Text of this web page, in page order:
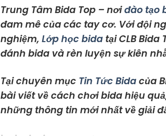
Trung Tâm Bida Top – nơiđào tạo
đam mê của các tay cơ. Với đội
nghiệm, Lớp học bida tại CLB
đánh bida và rèn luyện sự kiên
Tại chuyên mục Tin Tức Bidacủa
bài viết về cách chơi bida hiệu
những thông tin mới nhất về giải